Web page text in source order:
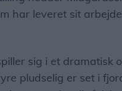
har leveret sit
sig i et dramatisk
pludselig er set i